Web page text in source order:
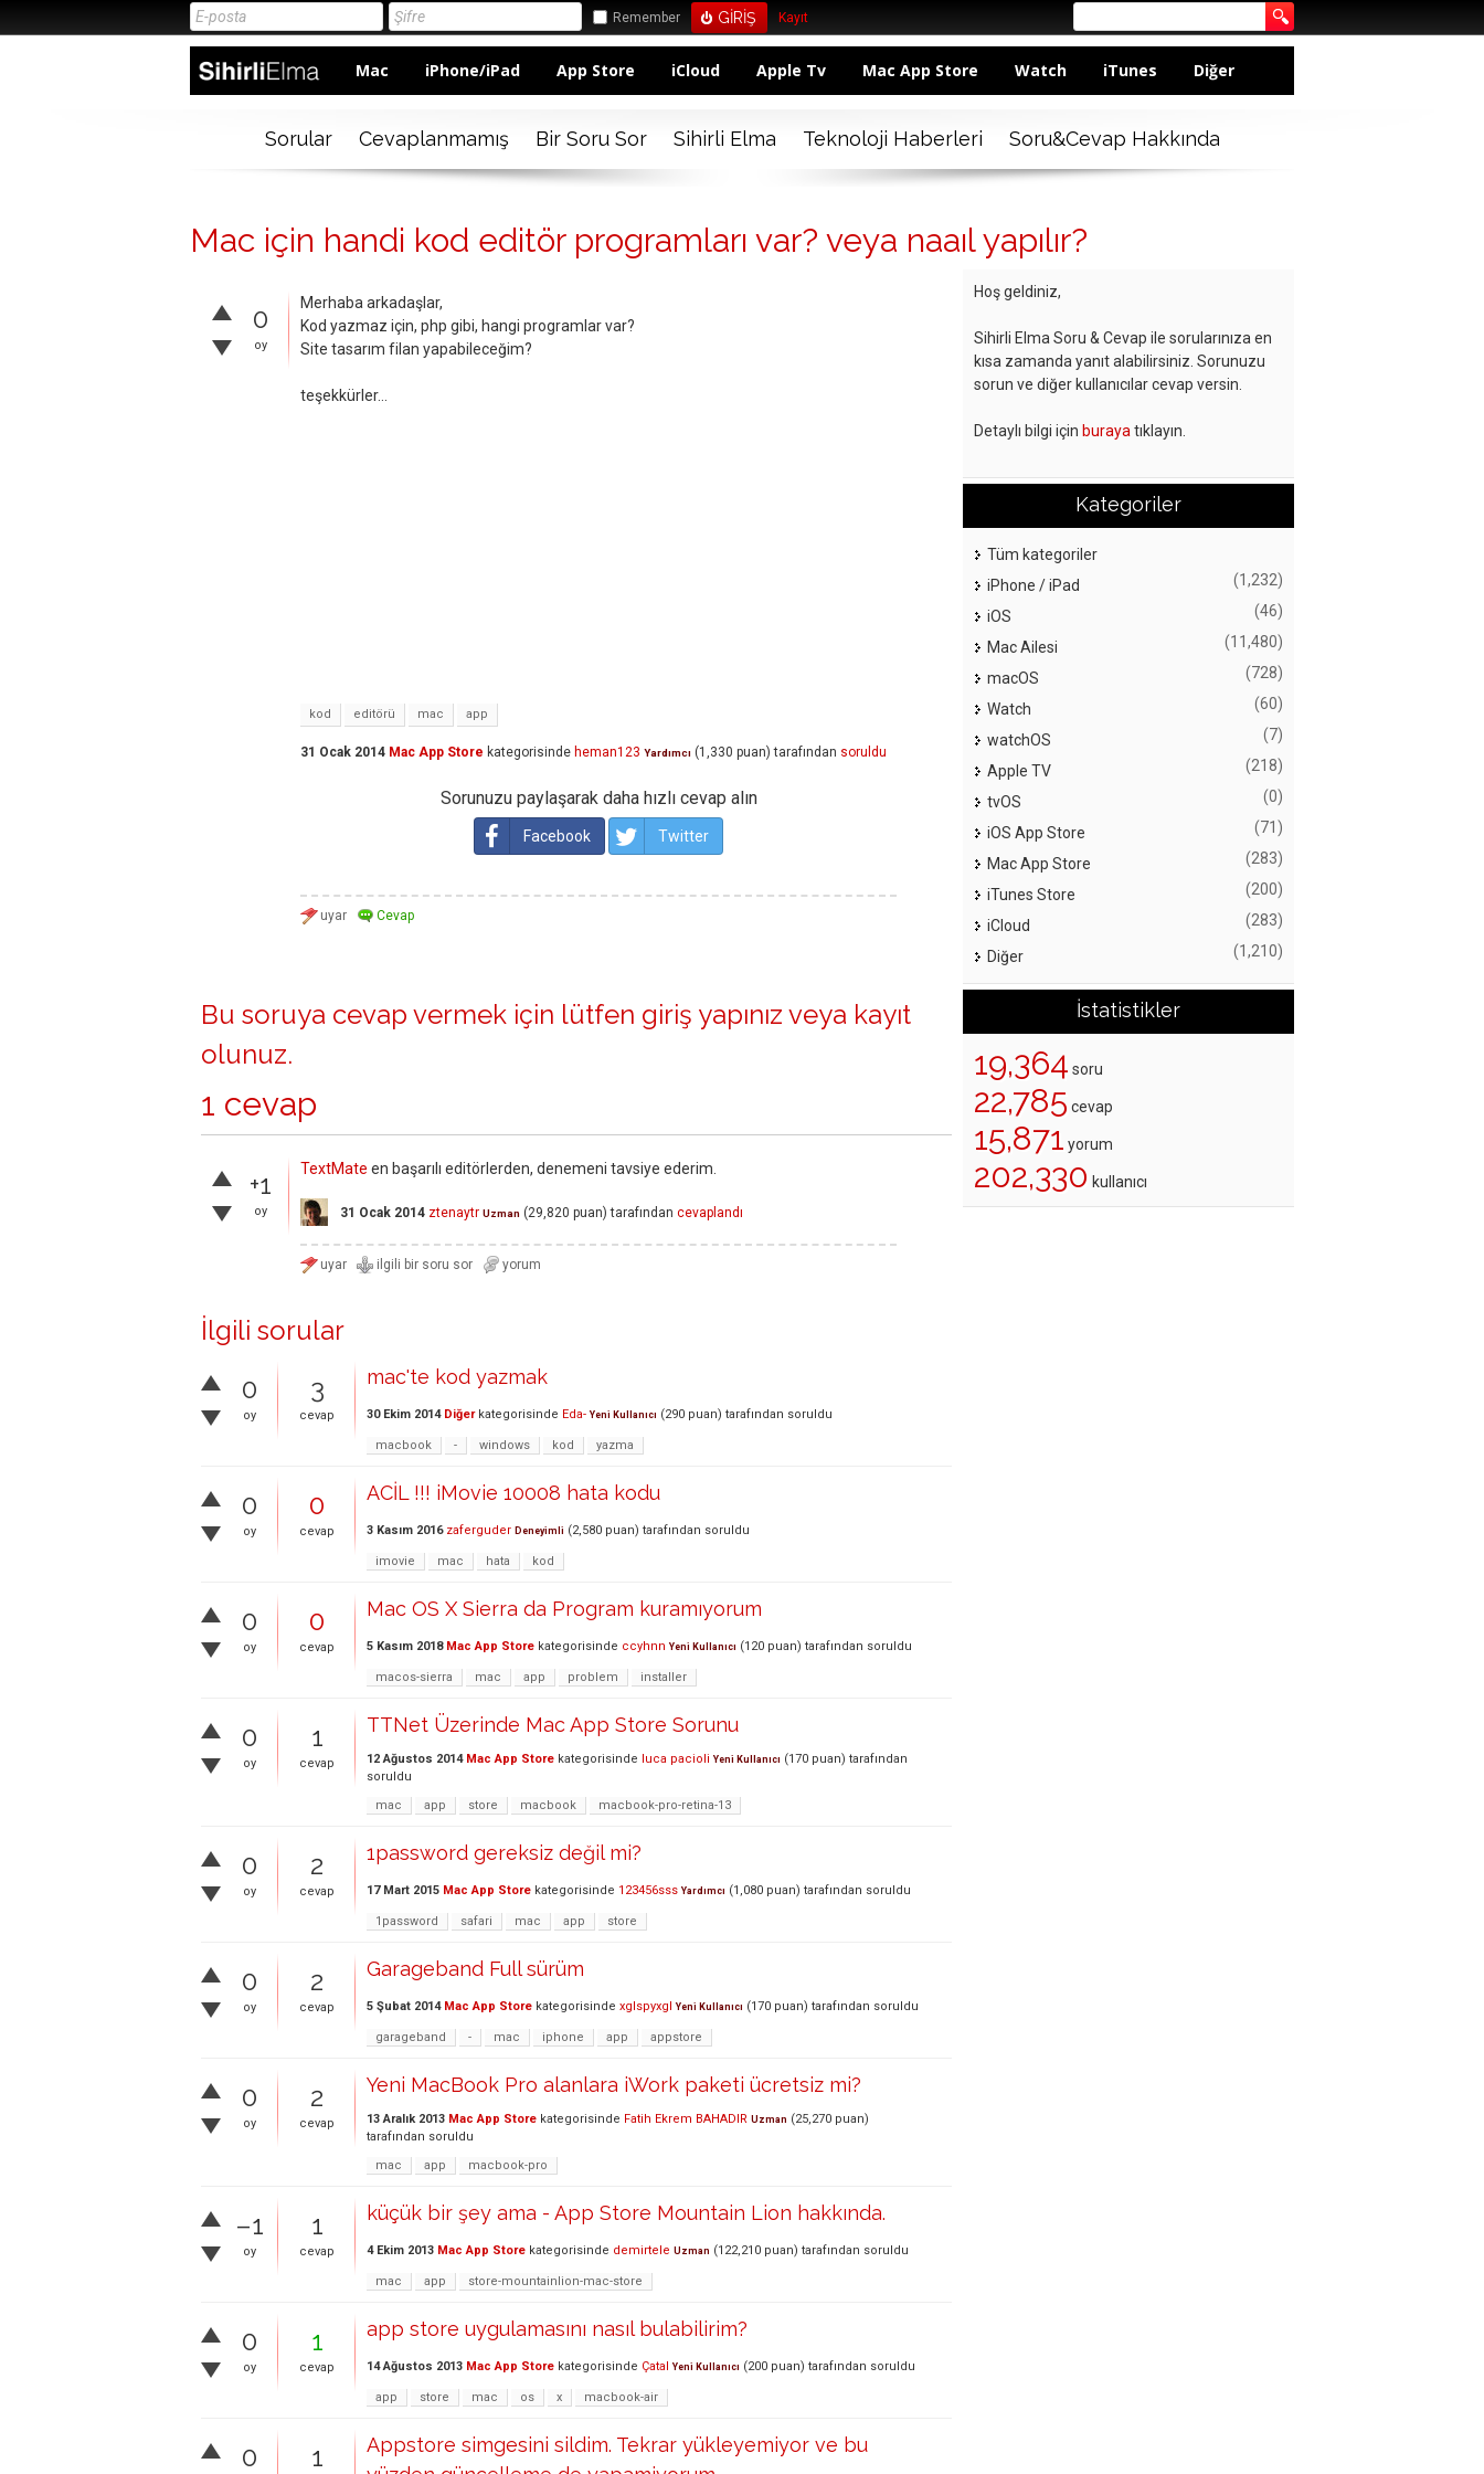
Remember Kayıt
Mac iPhone/iPad App Store iCloud Apple Tv Mac App Store Watch iTunes Diğer
Sorular Cevaplanmamış Bir Soru Sor Sihirli Elma Teknoloji Haberleri Soru&Cevap Hakkında
Mac için handi kod editör programları var? veya naaıl yapılır?
0
oy
Merhaba arkadaşlar,
Kod yazmaz için, php gibi, hangi programlar var?
Site tasarım filan yapabileceğim?
teşekkürler...
kod editörü mac app
31 Ocak 2014 Mac App Store kategorisinde heman123 Yardımcı (1,330 puan) tarafından soruldu
Sorunuzu paylaşarak daha hızlı cevap alın
Facebook Twitter
Bu soruya cevap vermek için lütfen giriş yapınız veya kayıt
olunuz.
1 cevap
+1
oy
TextMate en başarılı editörlerden, denemeni tavsiye ederim.
31 Ocak 2014 ztenaytr Uzman (29,820 puan) tarafından cevaplandı
İlgili sorular
0
oy
3
cevap
mac'te kod yazmak
30 Ekim 2014 Diğerkategorisinde Eda- Yeni Kullanıcı (290 puan) tarafından soruldu
macbook - windows kod yazma
0
oy
0
cevap
ACİL !!! iMovie 10008 hata kodu
3 Kasım 2016 zaferguder Deneyimli (2,580 puan) tarafından soruldu
imovie mac hata kod
0
oy
0
cevap
Mac OS X Sierra da Program kuramıyorum
5 Kasım 2018 Mac App Store kategorisinde ccyhnn Yeni Kullanıcı (120 puan) tarafından soruldu
macos-sierra mac app problem installer
0
oy
1
cevap
TTNet Üzerinde Mac App Store Sorunu
12 Ağustos 2014 Mac App Store kategorisinde luca pacioli Yeni Kullanıcı (170 puan) tarafından
soruldu
mac
app store macbook macbook-pro-retina-13
0
oy
2
cevap
1password gereksiz değil mi?
17 Mart 2015 Mac App Store kategorisinde 123456sss Yardımcı (1,080 puan) tarafından soruldu
1password safari mac app store
0
oy
2
cevap
Garageband Full sürüm
5 Şubat 2014 Mac App Store kategorisinde xglspyxgl Yeni Kullanıcı (170 puan) tarafından soruldu
garageband - mac iphone app appstore
0
oy
2
cevap
Yeni MacBook Pro alanlara iWork paketi ücretsiz mi?
13 Aralık 2013 Mac App Store kategorisinde Fatih Ekrem BAHADIR Uzman (25,270 puan)
tarafından soruldu
mac
app macbook-pro
–1
oy
1
cevap
küçük bir şey ama - App Store Mountain Lion hakkında.
4 Ekim 2013 Mac App Store kategorisinde demirtele Uzman (122,210 puan) tarafından soruldu
mac app store-mountainlion-mac-store
0
oy
1
cevap
app store uygulamasını nasıl bulabilirim?
14 Ağustos 2013 Mac App Store kategorisinde Çatal Yeni Kullanıcı (200 puan) tarafından soruldu
app store mac os x macbook-air
0 1
Appstore simgesini sildim. Tekrar yükleyemiyor ve bu
Hoş geldiniz,
Sihirli Elma Soru & Cevap ile sorularınıza en
kısa zamanda yanıt alabilirsiniz. Sorunuzu
sorun ve diğer kullanıcılar cevap versin.
Detaylı bilgi için buraya tıklayın.
Kategoriler
Tüm kategoriler
iPhone / iPad
(1,232)
iOS (46)
Mac Ailesi (11,480)
macOS (728)
Watch (60)
watchOS (7)
Apple TV (218)
tvOS (0)
iOS App Store (71)
Mac App Store (283)
iTunes Store (200)
iCloud (283)
Diğer (1,210)
İstatistikler
19,364 soru
22,785 cevap
15,871 yorum
202,330 kullanıcı